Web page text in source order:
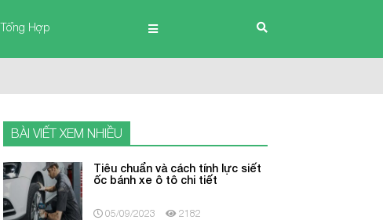
Tổng Hợp
BÀI VIẾT XEM NHIỀU
Tiêu chuẩn và cách tính lực siết
ốc bánh xe ô tô chi tiết
05/09/2023 2182